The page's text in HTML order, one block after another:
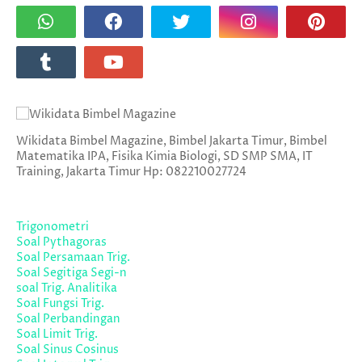
Wikidata Bimbel Magazine, Bimbel Jakarta Timur, Bimbel
Matematika IPA, Fisika Kimia Biologi, SD SMP SMA, IT
Training, Jakarta Timur Hp: 082210027724
Trigonometri
Soal Pythagoras
Soal Persamaan Trig.
Soal Segitiga Segi-n
soal Trig. Analitika
Soal Fungsi Trig.
Soal Perbandingan
Soal Limit Trig.
Soal Sinus Cosinus